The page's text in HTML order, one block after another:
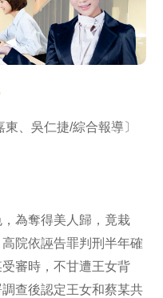
、吳仁捷/綜合報導〕
為奪得美人歸，竟栽
院依誣告罪判刑半年確
審時，不甘遭王女背
查後認定王女和蔡某共